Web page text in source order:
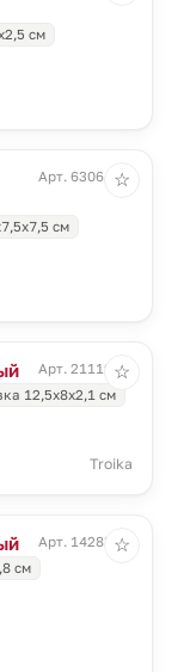
см
Арт. 63064.31
см
☆
Арт. 21119.10
12,5х8х2,1 см
Troika
☆
Арт. 14283.10
см
☆